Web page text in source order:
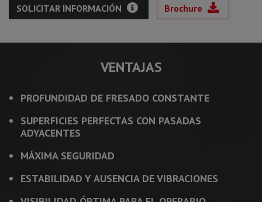
SOLICITAR INFORMACIÓN Brochure
VENTAJAS
PROFUNDIDAD DE FRESADO CONSTANTE
SUPERFICIES PERFECTAS CON PASADAS
ADYACENTES
MÁXIMA SEGURIDAD
ESTABILIDAD Y AUSENCIA DE VIBRACIONES